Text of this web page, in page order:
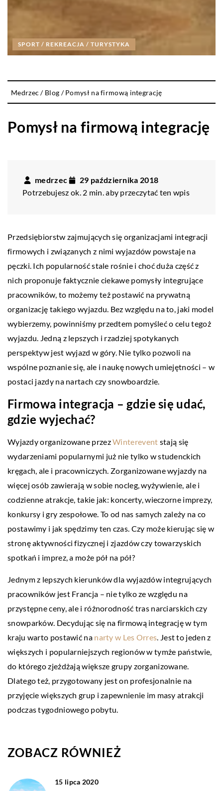
SPORT / REKREACJA / TURYSTYKA
Medrzec / Blog /Pomysł na firmową integrację
Pomysł na firmową integrację
medrzec
29 października 2018
Potrzebujesz ok. 2 min. aby przeczytać ten wpis
Przedsiębiorstw zajmujących się organizacjami integracji
firmowych i związanych z nimi wyjazdów powstaje na
pęczki. Ich popularność stale rośnie i choć duża część z
nich proponuje faktycznie ciekawe pomysły integrujące
pracowników, to możemy też postawić na prywatną
organizację takiego wyjazdu. Bez względu na to, jaki model
wybierzemy, powinniśmy przedtem pomyśleć o celu tegoż
wyjazdu. Jedną z lepszych i rzadziej spotykanych
perspektyw jest wyjazd w góry. Nie tylko pozwoli na
wspólne poznanie się, ale i naukę nowych umiejętności – w
postaci jazdy na nartach czy snowboardzie.
Firmowa integracja – gdzie się udać,
gdzie wyjechać?
Wyjazdy organizowane przezWinterevent stają się
wydarzeniami popularnymi już nie tylko w studenckich
kręgach, ale i pracowniczych. Zorganizowane wyjazdy na
więcej osób zawierają w sobie nocleg, wyżywienie, ale i
codzienne atrakcje, takie jak: koncerty, wieczorne imprezy,
konkursy i gry zespołowe. To od nas samych zależy na co
postawimy i jak spędzimy ten czas. Czy może kierując się w
stronę aktywności fizycznej i zjazdów czy towarzyskich
spotkań i imprez, a może pół na pół?
Jednym z lepszych kierunków dla wyjazdów integrujących
pracowników jest Francja – nie tylko ze względu na
przystępne ceny, ale i różnorodność tras narciarskich czy
snowparków. Decydując się na firmową integrację w tym
kraju warto postawić na narty w Les Orres. Jest to jeden z
większych i popularniejszych regionów w tymże państwie,
do którego zjeżdżają większe grupy zorganizowane.
Dlatego też, przygotowany jest on profesjonalnie na
przyjęcie większych grup i zapewnienie im masy atrakcji
podczas tygodniowego pobytu.
ZOBACZ RÓWNIEŻ
15 lipca 2020